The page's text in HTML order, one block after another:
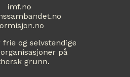
imf.no
og selvstendige
på
grunn.